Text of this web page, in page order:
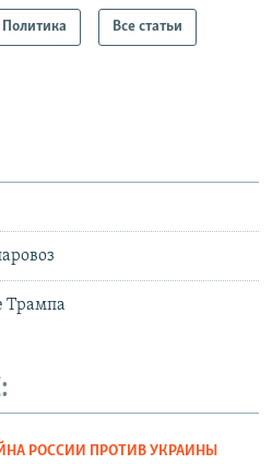
Политика Все статьи
Трампа
РОССИИ ПРОТИВ УКРАИНЫ